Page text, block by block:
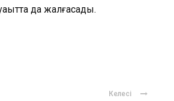
да жалғасады.
Келесі